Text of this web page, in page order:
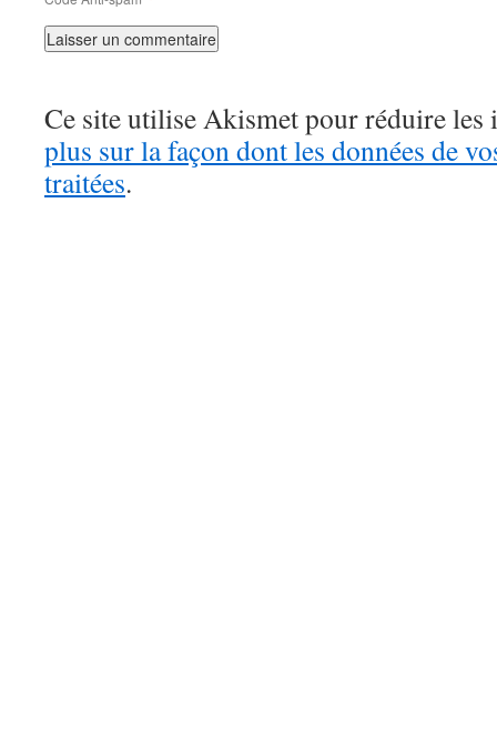
Ce site utilise Akismet pour réduire les
plus sur la façon dont les données de
traitées.